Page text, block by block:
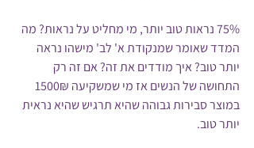
75% נראות טוב יותר, מי מחליט על נראות? מה
המדד שאומר שמנקודת א' לב' מישהו נראה
יותר טוב? איך מודדים את זה? אם זה רק
במוצר סבירות גבוהה שהיא תרגיש שהיא נראית
יותר טוב.